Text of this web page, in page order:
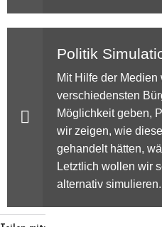
Politik
Mit Hilfe der
verschiedensten
Möglichkeit geben,
wir zeigen, wie
gehandelt hätten,
Letztlich wollen wir
alternativ simulieren.